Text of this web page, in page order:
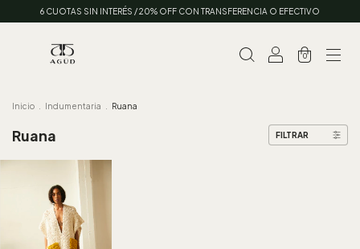
6 CUOTAS SIN INTERÉS / 20% OFF CON TRANSFERENCIA O EFECTIVO
0
Inicio Indumentaria Ruana
Ruana FILTRAR